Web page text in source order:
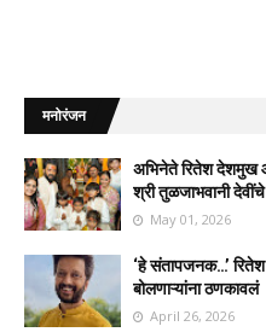
मनोरंजन
अभिनेते रितेश देशमुख
श्री तुळजाभवानी
May 01, 2026
‘हे संतापजनक…’ रितेश
बोलणाऱ्यांना ठणकावलं
April 26, 2026